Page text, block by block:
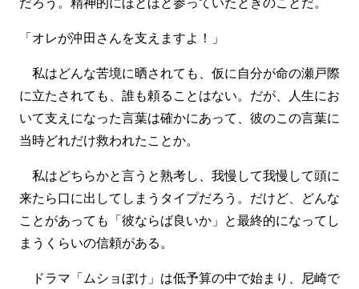
「オレが沖田さんを支えますよ！」
私はどんな苦境に晒されても、仮に自分が命の瀬戸際
に立たされても、誰も頼ることはない。だが、人生にお
いて支えになった言葉は確かにあって、彼のこの言葉に
当時どれだけ救われたことか。
私はどちらかと言うと熟考し、我慢して我慢して頭に
来たら口に出してしまうタイプだろう。だけど、どんな
ことがあっても「彼ならば良いか」と最終的になってし
まうくらいの信頼がある。
ドラマ「ムショぼけ」は低予算の中で始まり、尼崎で